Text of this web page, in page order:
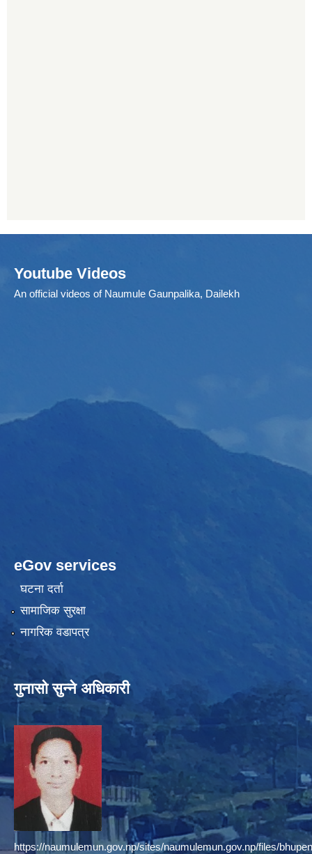
Youtube Videos
An official videos of Naumule Gaunpalika, Dailekh
eGov services
घटना दर्ता
सामाजिक सुरक्षा
नागरिक वडापत्र
गुनासो सुन्ने अधिकारी
https://naumulemun.gov.np/sites/naumulemun.gov.np/files/